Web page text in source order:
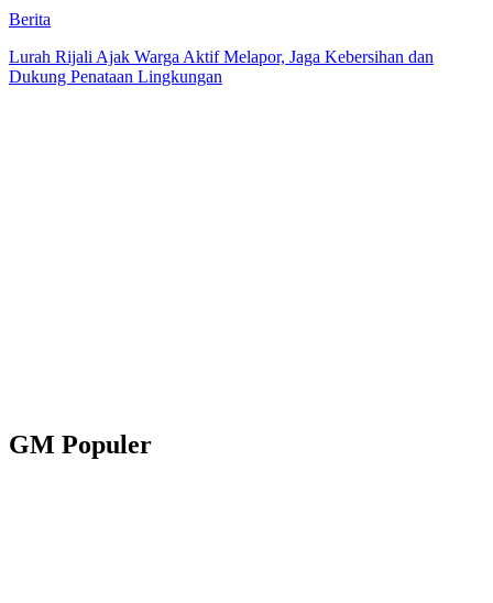
Berita
Lurah Rijali Ajak Warga Aktif Melapor, Jaga Kebersihan dan
Dukung Penataan Lingkungan
GM Populer